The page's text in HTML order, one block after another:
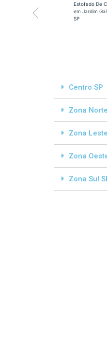
Estofado De
em Jardim
SP
Centro SP
Zona
Zona
Zona
Zona Sul